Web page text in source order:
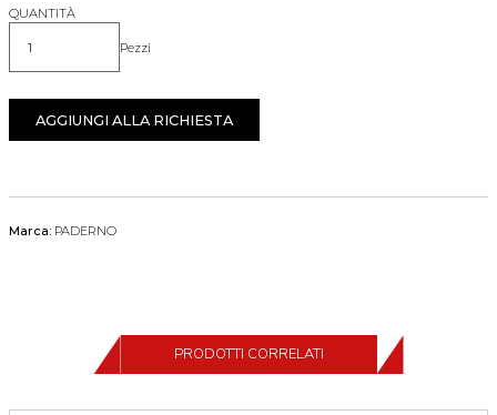
QUANTITÀ
Quantità Pezzi
AGGIUNGI ALLA RICHIESTA
Marca: PADERNO
PRODOTTI CORRELATI